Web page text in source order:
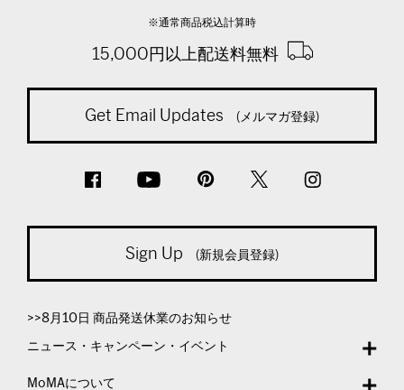
※通常商品税込計算時
15,000円以上配送料無料
Get Email Updates (メルマガ登録)
Sign Up (新規会員登録)
>>8月10日 商品発送休業のお知らせ
ニュース・キャンペーン・イベント
MoMAについて